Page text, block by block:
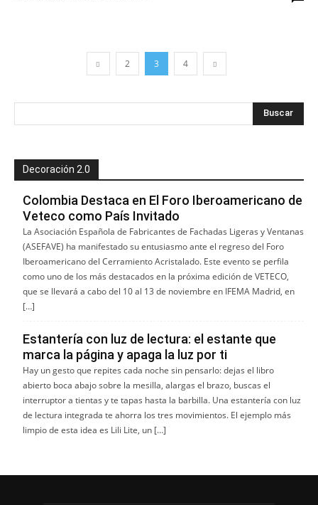
2 3 4
Decoración 2.0
Colombia Destaca en El Foro Iberoamericano de
Veteco como País Invitado
La Asociación Española de Fabricantes de Fachadas Ligeras y Ventanas
(ASEFAVE) ha manifestado su entusiasmo ante el regreso del Foro
Iberoamericano del Cerramiento Acristalado. Este evento se perfila
como uno de los más destacados en la próxima edición de VETECO,
que se llevará a cabo del 10 al 13 de noviembre en IFEMA Madrid, en
[…]
Estantería con luz de lectura: el estante que
marca la página y apaga la luz por ti
Hay un gesto que repites cada noche sin pensarlo: dejas el libro
abierto boca abajo sobre la mesilla, alargas el brazo, buscas el
interruptor a tientas y te tapas hasta la barbilla. Una estantería con luz
de lectura integrada te ahorra los tres movimientos. El ejemplo más
limpio de esta idea es Lili Lite, un […]